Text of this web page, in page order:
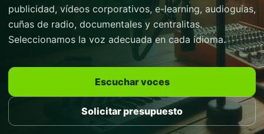
publicidad, vídeos corporativos, e-learning, audioguías,
cuñas de radio, documentales y centralitas.
Seleccionamos la voz adecuada en cada idioma.
Escuchar voces
Solicitar presupuesto